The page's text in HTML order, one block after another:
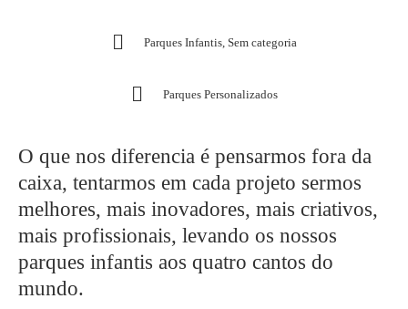
Parques Infantis, Sem categoria
Parques Personalizados
O que nos diferencia é pensarmos fora da
caixa, tentarmos em cada projeto sermos
melhores, mais inovadores, mais criativos,
mais profissionais, levando os nossos
parques infantis aos quatro cantos do
mundo.